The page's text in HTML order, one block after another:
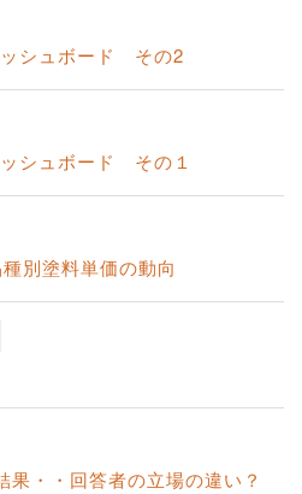
シュボード その2
シュボード その１
別塗料単価の動向
果・・回答者の立場の違い？